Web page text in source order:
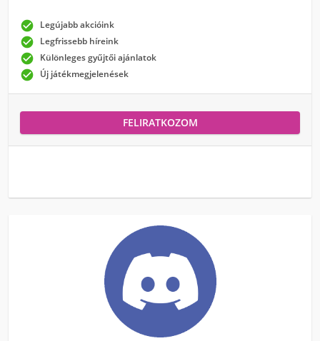
 Legújabb akcióink
 Legfrissebb híreink
 Különleges gyűjtői ajánlatok
 Új játékmegjelenések
FELIRATKOZOM